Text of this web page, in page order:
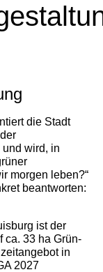
die Stadt
und wird, in
morgen leben?“
beantworten:
ist der
ca. 33 ha Grün-
in
2027